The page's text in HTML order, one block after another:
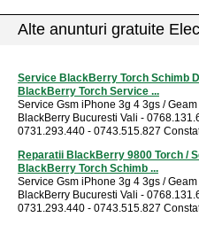
Alte anunturi gratuite
Service BlackBerry Torch Schimb
BlackBerry Torch Service ...
Service Gsm iPhone 3g 4 3gs /
BlackBerry Bucuresti Vali -
0731.293.440 - 0743.515.827
Reparatii BlackBerry 9800 Torch /
BlackBerry Torch Schimb ...
Service Gsm iPhone 3g 4 3gs /
BlackBerry Bucuresti Vali -
0731.293.440 - 0743.515.827